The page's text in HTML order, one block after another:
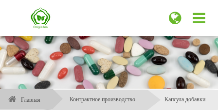
Главная Контрактное производство Капсула добавки